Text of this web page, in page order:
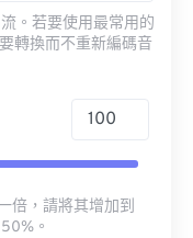
。若要使用最常用的
轉換而不重新編碼音
倍，請將其增加到
。